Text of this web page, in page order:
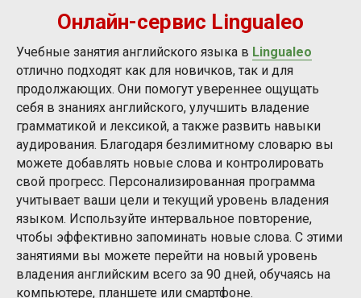
Онлайн-сервис Lingualeo
Учебные занятия английского языка в Lingualeo
отлично подходят как для новичков, так и для
продолжающих. Они помогут увереннее ощущать
себя в знаниях английского, улучшить владение
грамматикой и лексикой, а также развить навыки
аудирования. Благодаря безлимитному словарю вы
можете добавлять новые слова и контролировать
свой прогресс. Персонализированная программа
учитывает ваши цели и текущий уровень владения
языком. Используйте интервальное повторение,
чтобы эффективно запоминать новые слова. С этими
занятиями вы можете перейти на новый уровень
владения английским всего за 90 дней, обучаясь на
компьютере, планшете или смартфоне.